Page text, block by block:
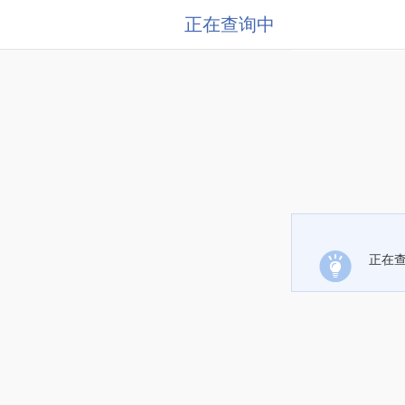
正在查询中
正在